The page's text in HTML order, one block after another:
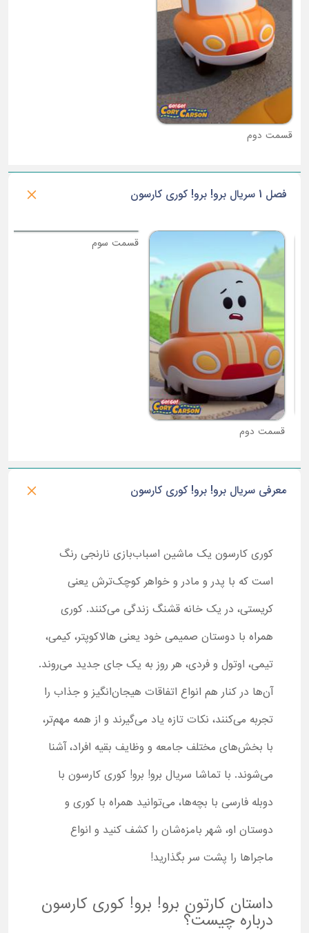
قسمت دوم
فصل 1 سریال برو! برو! کوری کارسون
قسمت دوم
معرفی سریال برو! برو! کوری کارسون
کوری کارسون یک ماشین اسباب‌بازی نارنجی رنگ
است که با پدر و مادر و خواهر کوچک‌ترش یعنی
کریستی، در یک خانه قشنگ زندگی می‌کنند. کوری
همراه با دوستان صمیمی خود یعنی هالاکوپتر، کیمی،
تیمی، اوتول و فردی، هر روز به یک جای جدید می‌روند.
آن‌ها در کنار هم انواع اتفاقات هیجان‌انگیز و جذاب را
تجربه می‌کنند، نکات تازه یاد می‌گیرند و از همه مهم‌تر،
با بخش‌های مختلف جامعه و وظایف بقیه افراد، آشنا
می‌شوند. با تماشا سریال برو! برو! کوری کارسون با
دوبله فارسی با بچه‌ها، می‌توانید همراه با کوری و
دوستان او، شهر بامزه‌شان را کشف کنید و انواع
ماجراها را پشت سر بگذارید!
داستان کارتون برو! برو! کوری کارسون
درباره چیست؟